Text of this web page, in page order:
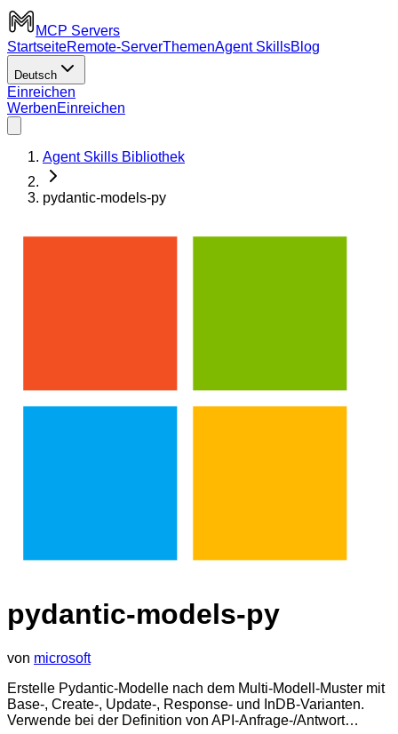
MCP Servers
StartseiteRemote-ServerThemenAgent SkillsBlog
Deutsch
Einreichen
WerbenEinreichen
Agent Skills Bibliothek
pydantic-models-py
pydantic-models-py
von microsoft
Erstelle Pydantic-Modelle nach dem Multi-Modell-Muster mit
Base-, Create-, Update-, Response- und InDB-Varianten.
Verwende bei der Definition von API-Anfrage-/Antwort…